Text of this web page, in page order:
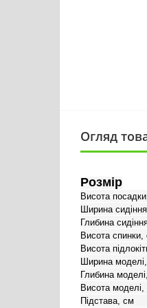
Огляд
Розмір
Висота
Ширина
Глибина
Висота
Висота
Ширина
Глибина
Висота